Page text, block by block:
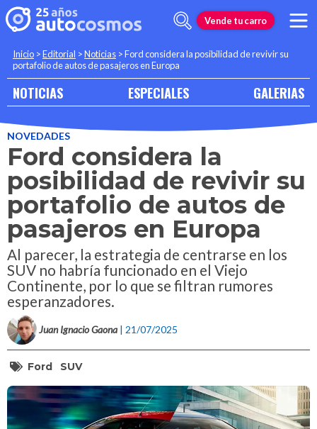
Vende tu carro
Inicio >Editorial >Noticias >Ford considera la posibilidad de revivir su
portafolio de autos de pasajeros en Europa
NOTICIAS ESPECIALES GALERIAS
NOVEDADES
Ford considera la
posibilidad de revivir su
portafolio de autos de
pasajeros en Europa
Al parecer, la estrategia de centrarse en los
SUV no habría funcionado en el Viejo
Continente, por lo que se filtran rumores
esperanzadores.
Juan Ignacio Gaona | 21/07/2025
Ford SUV